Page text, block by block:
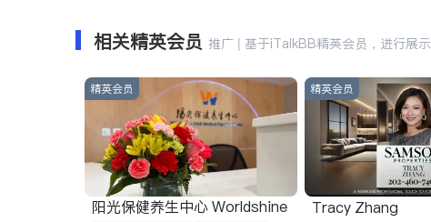
相关精英会员 推广 | 基于iTalkBB精英会员，进行展示
精英会员
阳光保健养生中心 Worldshine
精英会员
Tracy Zhang